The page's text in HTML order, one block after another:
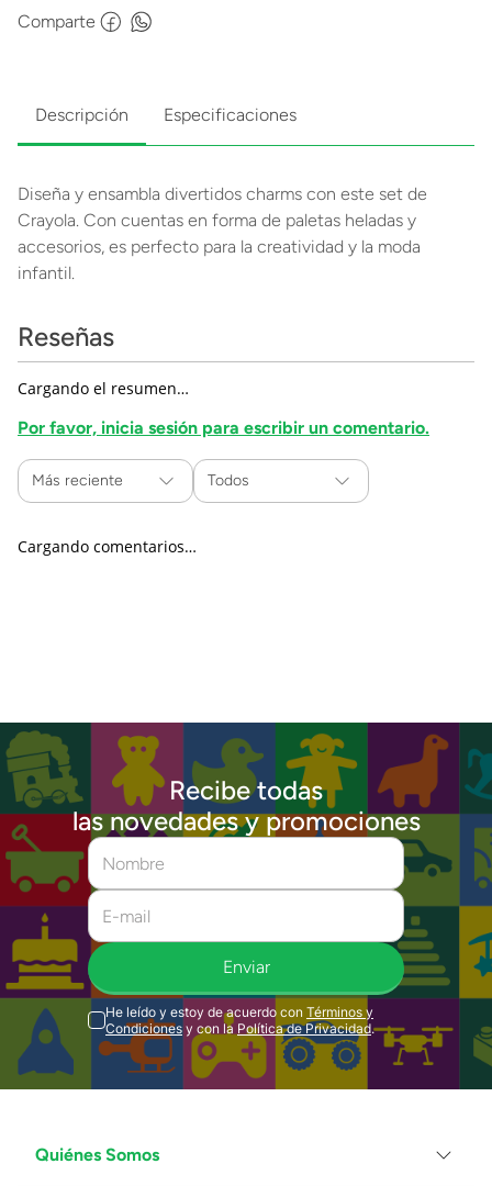
Comparte
Descripción Especificaciones
Diseña y ensambla divertidos charms con este set de
Crayola. Con cuentas en forma de paletas heladas y
accesorios, es perfecto para la creatividad y la moda
infantil.
Reseñas
Cargando el resumen…
Por favor, inicia sesión para escribir un comentario.
Más reciente Todos
Cargando comentarios…
Recibe todas
las novedades y promociones
Enviar
He leído y estoy de acuerdo con Términos y
Condiciones y con la Política de Privacidad.
Quiénes Somos